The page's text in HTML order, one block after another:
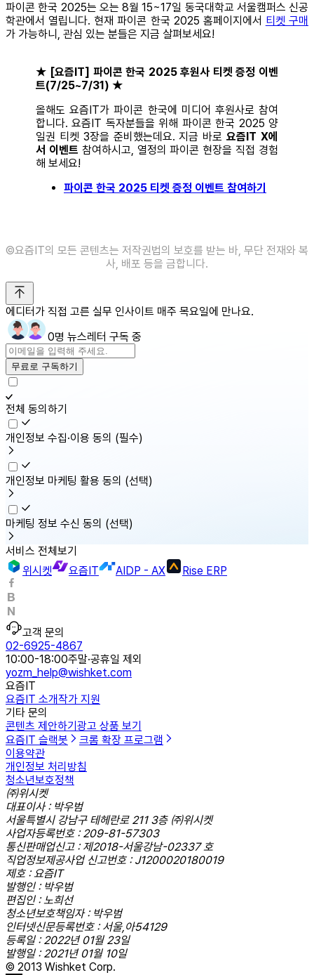
파이콘 한국 2025는 오는 8월 15~17일 동국대학교 서울캠퍼스 신공
학관에서 열립니다. 현재 파이콘 한국 2025 홈페이지에서 티켓 구매
가 가능하니, 관심 있는 분들은 지금 살펴보세요!
★ [요즘IT] 파이콘 한국 2025 후원사 티켓 증정 이벤
트(7/25~7/31) ★
올해도 요즘IT가 파이콘 한국에 미디어 후원사로 참여
합니다. 요즘IT 독자분들을 위해 파이콘 한국 2025 양
일권 티켓 3장을 준비했는데요. 지금 바로요즘IT X에
서 이벤트 참여하시고, 열정의 파이콘 현장을 직접 경험
해 보세요!
파이콘 한국 2025 티켓 증정 이벤트 참여하기
©️요즘IT의 모든 콘텐츠는 저작권법의 보호를 받는 바, 무단 전재와 복
사, 배포 등을 금합니다.
에디터가 직접 고른 실무 인사이트 매주 목요일에 만나요.
0명 뉴스레터 구독 중
무료로 구독하기
전체 동의하기
개인정보 수집·이용 동의 (필수)
개인정보 마케팅 활용 동의 (선택)
마케팅 정보 수신 동의 (선택)
서비스 전체보기
위시켓
요즘IT AIDP - AX Rise ERP
고객 문의
02-6925-4867
10:00-18:00주말·공휴일 제외
yozm_help@wishket.com
요즘IT
요즘IT 소개작가 지원
기타 문의
콘텐츠 제안하기 광고 상품 보기
요즘IT 슬랙봇
크롬 확장 프로그램
이용약관
개인정보 처리방침
청소년보호정책
㈜위시켓
대표이사 : 박우범
서울특별시 강남구 테헤란로 211 3층 ㈜위시켓
사업자등록번호 : 209-81-57303
통신판매업신고 : 제2018-서울강남-02337 호
직업정보제공사업 신고번호 : J1200020180019
제호 : 요즘IT
발행인 : 박우범
편집인 : 노희선
청소년보호책임자 : 박우범
인터넷신문등록번호 : 서울,아54129
등록일 : 2022년 01월 23일
발행일 : 2021년 01월 10일
© 2013 Wishket Corp.